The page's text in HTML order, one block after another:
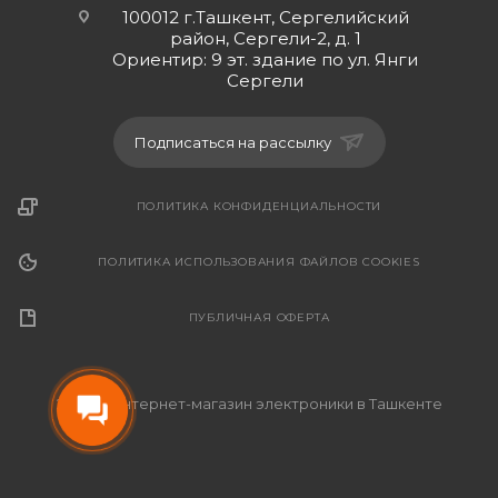
100012 г.Ташкент, Сергелийский
район, Сергели-2, д. 1
Ориентир: 9 эт. здание по ул. Янги
Сергели
Подписаться на рассылку
ПОЛИТИКА КОНФИДЕНЦИАЛЬНОСТИ
ПОЛИТИКА ИСПОЛЬЗОВАНИЯ ФАЙЛОВ COOKIES
ПУБЛИЧНАЯ ОФЕРТА
2026 © Интернет-магазин электроники в Ташкенте